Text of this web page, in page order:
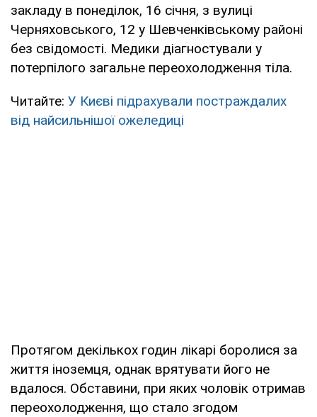
закладу в понеділок, 16 січня, з вулиці
Черняховського, 12 у Шевченківському районі
без свідомості. Медики діагностували у
потерпілого загальне переохолодження тіла.
Читайте: У Києві підрахували постраждалих
від найсильнішої ожеледиці
Протягом декількох годин лікарі боролися за
життя іноземця, однак врятувати його не
вдалося. Обставини, при яких чоловік отримав
переохолодження, що стало згодом